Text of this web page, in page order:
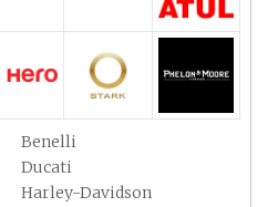
Benelli
Ducati
Harley-Davidson